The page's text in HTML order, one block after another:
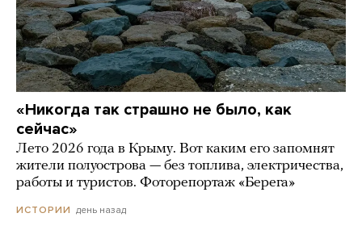
«Никогда так страшно не было, как
сейчас»
Лето 2026 года в Крыму. Вот каким его запомнят
жители полуострова — без топлива, электричества,
работы и туристов. Фоторепортаж «Берега»
ИСТОРИИ день назад